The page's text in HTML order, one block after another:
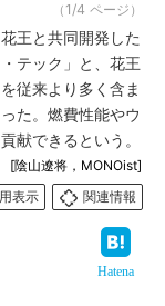
（1/4 ページ）
王と共同開発した
テック」と、花王
従来より多く含ま
た。燃費性能やウ
献できるという。
[陰山遼将，MONOist]
表示
関連情報
Hatena